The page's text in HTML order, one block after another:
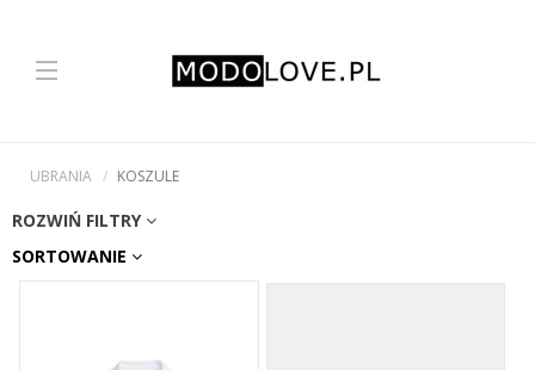
UBRANIA KOSZULE
ROZWIŃ FILTRY
SORTOWANIE